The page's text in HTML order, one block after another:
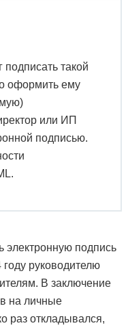
подписать такой
оформить ему
или ИП
подписью.
электронную подпись
руководителю
В заключение
на личные
раз откладывался,